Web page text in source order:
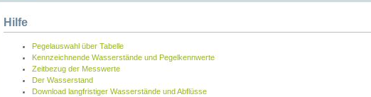
Hilfe
Pegelauswahl über Tabelle
Kennzeichnende Wasserstände und Pegelkennwerte
Zeitbezug der Messwerte
Der Wasserstand
Download langfristiger Wasserstände und Abflüsse